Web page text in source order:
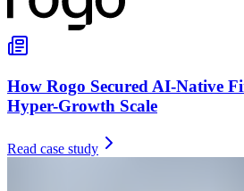
How Rogo Secured AI-Native
Hyper-Growth Scale
Read case study